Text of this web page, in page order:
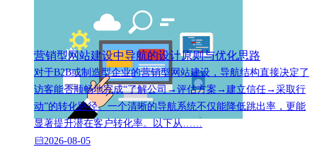
营销型网站建设中导航的设计原则与优化思路
对于B2B或制造型企业的营销型网站建设，导航结构直接决定了
访客能否顺畅地完成“了解公司→评估方案→建立信任→采取行
动”的转化路径。一个清晰的导航系统不仅能降低跳出率，更能
显著提升潜在客户转化率。以下从……
2026-08-05